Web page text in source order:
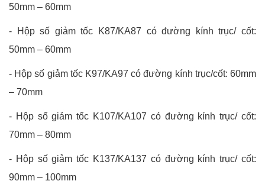
50mm – 60mm
-
Hộp số giảm tốc K87/KA87 có đường kính trục/ cốt:
50mm – 60mm
- Hộp số giảm tốc K97/KA97 có đường kính trục/cốt: 60mm
– 70mm
- Hộp số giảm tốc K107/KA107 có đường kính trục/ cốt:
70mm – 80mm
- Hộp số giảm tốc K137/KA137 có đường kính trục/ cốt:
90mm – 100mm